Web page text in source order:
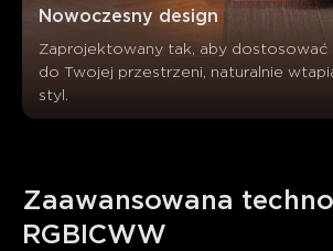
Nowoczesny design
Zaprojektowany tak, aby dostosować
do Twojej przestrzeni, naturalnie
styl.
Zaawansowana
RGBICWW